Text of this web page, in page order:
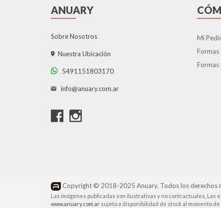
ANUARY
Sobre Nosotros
Nuestra Ubicación
5491151803170
info@anuary.com.ar
Mi
Formas
Formas
Copyright © 2018-2025 Anuary. Todos los derechos
Las imágenes publicadas son ilustrativas y no contractuales,
www.anuary.com.ar sujeto a disponibilidad de stock al momento de